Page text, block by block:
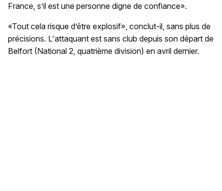
France, s’il est une personne digne de confiance».
«Tout cela risque d’être explosif», conclut-il, sans plus de
précisions. L'attaquant est sans club depuis son départ de
Belfort (National 2, quatrième division) en avril dernier.